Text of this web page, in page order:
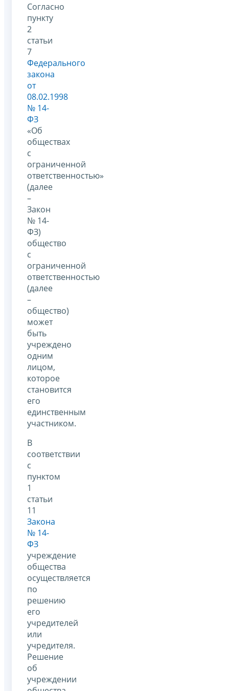
Согласно
пункту
2
статьи
7
Федерального
закона
от
08.02.1998
№ 14-
ФЗ
«Об
обществах
с
ограниченной
ответственностью»
(далее
–
Закон
№ 14-
ФЗ)
общество
с
ограниченной
ответственностью
(далее
–
общество)
может
быть
учреждено
одним
лицом,
которое
становится
его
единственным
участником.
В
соответствии
с
пунктом
1
статьи
11
Закона
№ 14-
ФЗ
учреждение
общества
осуществляется
по
решению
его
учредителей
или
учредителя.
Решение
об
учреждении